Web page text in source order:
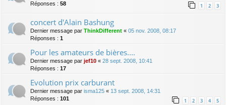
Réponses : 58 1 2 3
concert d'Alain Bashung
Dernier message par ThinkDifferent « 05 nov. 2008, 08:17
Réponses : 1
Pour les amateurs de bières....
Dernier message par jef10 « 28 sept. 2008, 10:41
Réponses : 17
Evolution prix carburant
Dernier message par isma125 « 13 sept. 2008, 14:31
Réponses : 101 1 2 3 4 5